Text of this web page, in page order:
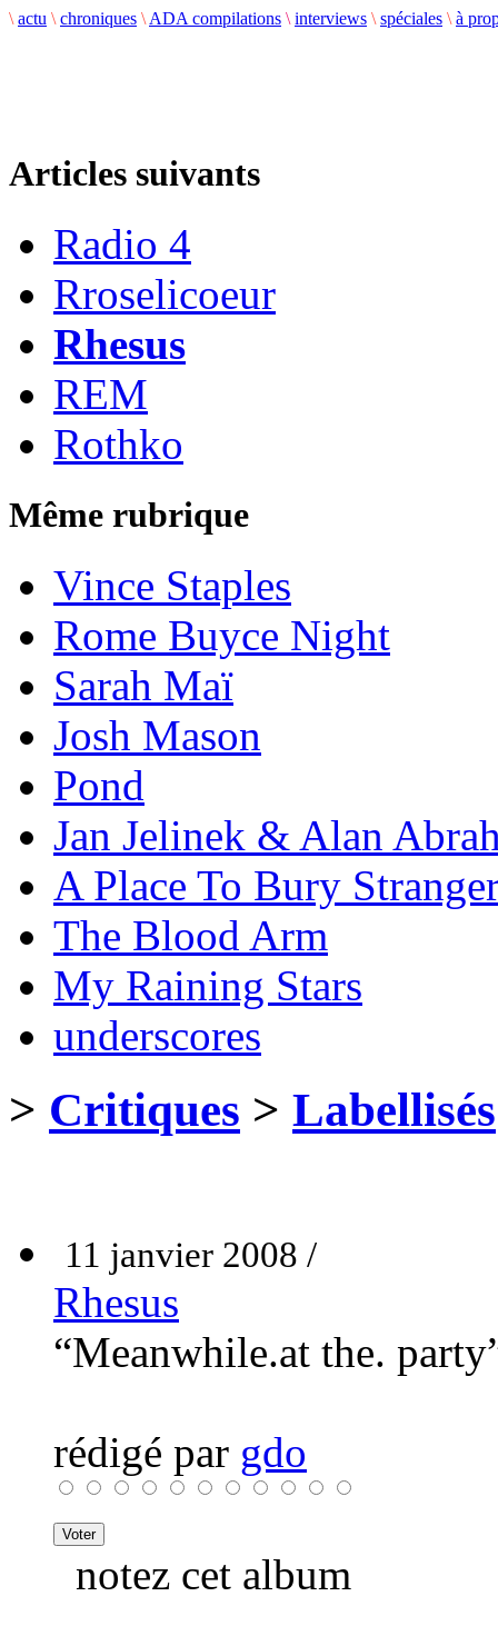
\ actu \ chroniques \ ADA compilations \ interviews \ spéciales \ à
Articles suivants
Radio 4
Rroselicoeur
Rhesus
REM
Rothko
Même rubrique
Vince Staples
Rome Buyce Night
Sarah Maï
Josh Mason
Pond
Jan Jelinek & Alan
A Place To Bury
The Blood Arm
My Raining Stars
underscores
> Critiques > Labellisés
11 janvier 2008 /
Rhesus
“Meanwhile.at the.
rédigé par gdo
notez cet album